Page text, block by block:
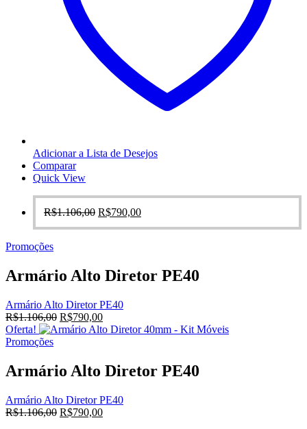
Adicionar a Lista de Desejos
Comparar
Quick View
R$1.106,00 O
preço
R$790,00O
preço
Promoções
Armário Alto Diretor PE40
Armário Alto Diretor PE40
R$1.106,00 O
preço
R$1.106,00.
R$790,00O
preço
R$790,00.
Oferta!
Promoções
Armário Alto Diretor PE40
Armário Alto Diretor PE40
R$1.106,00 O
R$790,00O